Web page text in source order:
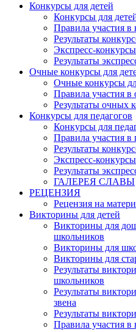
Конкурсы для детей
Конкурсы для
Правила участия в
Результаты
Экспресс-
Результаты
Очные конкурсы для
Очные конкурсы
Правила участия в
Результаты очных
Конкурсы для педагогов
Конкурсы для
Правила участия в
Результаты
Экспресс-
Результаты
ГАЛЕРЕЯ СЛАВЫ
РЕЦЕНЗИЯ
Рецензия на
Викторины для детей
Викторины для
школьников
Викторины для
Викторины для
Результаты
школьников
Результаты
звена
Результаты
Правила участия в